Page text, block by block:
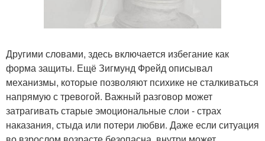
Другими словами, здесь включается избегание как
форма защиты. Ещё Зигмунд Фрейд описывал
механизмы, которые позволяют психике не сталкиваться
напрямую с тревогой. Важный разговор может
затрагивать старые эмоциональные слои - страх
наказания, стыда или потери любви. Даже если ситуация